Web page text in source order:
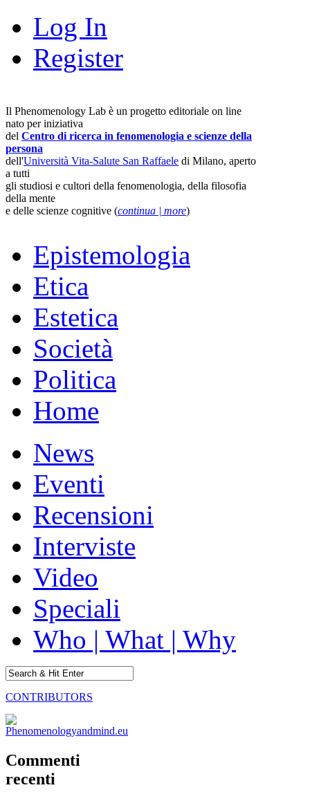
Log In
Register
Il Phenomenology Lab è un progetto editoriale on line
nato per iniziativa
del Centro di ricerca in fenomenologia e scienze della
persona
dell'Università Vita-Salute San Raffaele di Milano, aperto
a tutti
gli studiosi e cultori della fenomenologia, della filosofia
della mente
e delle scienze cognitive (continua | more)
Epistemologia
Etica
Estetica
Società
Politica
Home
News
Eventi
Recensioni
Interviste
Video
Speciali
Who | What | Why
CONTRIBUTORS
Commenti
recenti